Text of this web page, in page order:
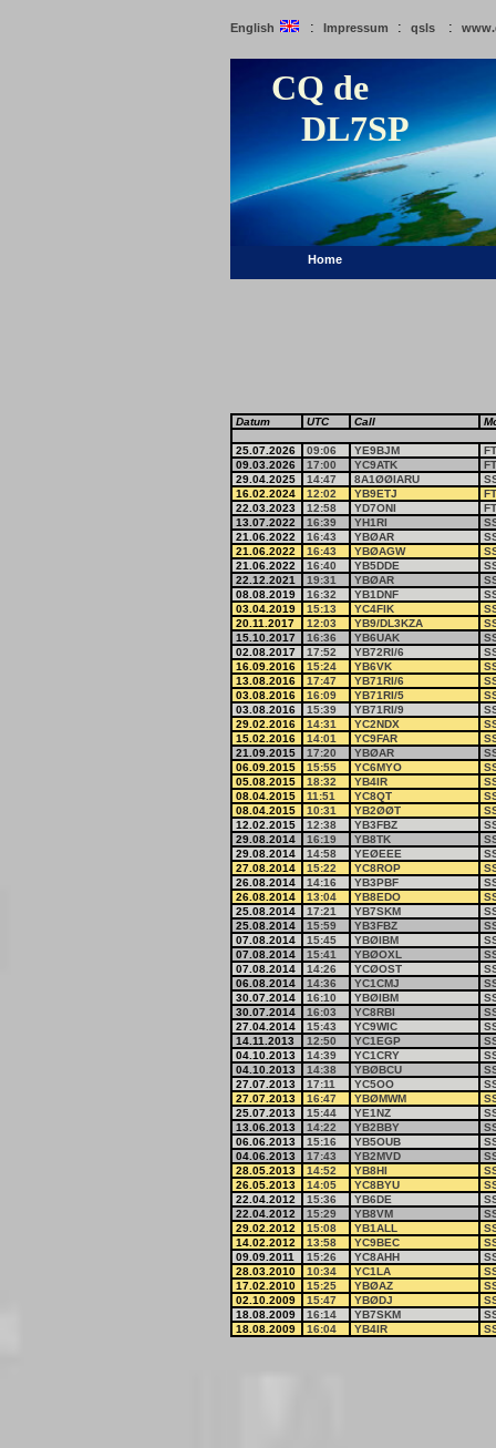
English : Impressum : qsls :
CQ de
DL7SP
Home
Datum UTC Call
25.07.2026 09:06 YE9BJM
09.03.2026
17:00 YC9ATK
29.04.2025
14:47 8A1ØØIARU
16.02.2024
12:02 YB9ETJ
22.03.2023
12:58 YD7ONI
13.07.2022
16:39 YH1RI
21.06.2022
16:43 YBØAR
21.06.2022
16:43 YBØAGW
21.06.2022
16:40 YB5DDE
22.12.2021
19:31 YBØAR
08.08.2019
16:32 YB1DNF
03.04.2019
15:13 YC4FIK
20.11.2017
12:03 YB9/DL3KZA
15.10.2017
16:36 YB6UAK
02.08.2017
17:52 YB72RI/6
16.09.2016
15:24 YB6VK
13.08.2016
17:47 YB71RI/6
03.08.2016
16:09 YB71RI/5
03.08.2016
15:39 YB71RI/9
29.02.2016
14:31 YC2NDX
15.02.2016
14:01 YC9FAR
21.09.2015
17:20 YBØAR
06.09.2015
15:55 YC6MYO
05.08.2015
18:32 YB4IR
08.04.2015
11:51 YC8QT
08.04.2015
10:31 YB2ØØT
12.02.2015
12:38 YB3FBZ
29.08.2014
16:19 YB8TK
29.08.2014
14:58 YEØEEE
27.08.2014
15:22 YC8ROP
26.08.2014
14:16 YB3PBF
26.08.2014
13:04 YB8EDO
25.08.2014
17:21 YB7SKM
25.08.2014
15:59 YB3FBZ
07.08.2014
15:45 YBØIBM
07.08.2014
15:41 YBØOXL
07.08.2014
14:26 YCØOST
06.08.2014
14:36 YC1CMJ
30.07.2014
16:10 YBØIBM
30.07.2014
16:03 YC8RBI
27.04.2014
15:43 YC9WIC
14.11.2013
12:50 YC1EGP
04.10.2013
14:39 YC1CRY
04.10.2013
14:38 YBØBCU
27.07.2013
17:11 YC5OO
27.07.2013
16:47 YBØMWM
25.07.2013
15:44 YE1NZ
13.06.2013
14:22 YB2BBY
06.06.2013
15:16 YB5OUB
04.06.2013
17:43 YB2MVD
28.05.2013
14:52 YB8HI
26.05.2013
14:05 YC8BYU
22.04.2012
15:36 YB6DE
22.04.2012
15:29 YB8VM
29.02.2012
15:08 YB1ALL
14.02.2012
13:58 YC9BEC
09.09.2011
15:26 YC8AHH
28.03.2010
10:34 YC1LA
17.02.2010
15:25 YBØAZ
02.10.2009
15:47 YBØDJ
18.08.2009
16:14 YB7SKM
18.08.2009
16:04 YB4IR